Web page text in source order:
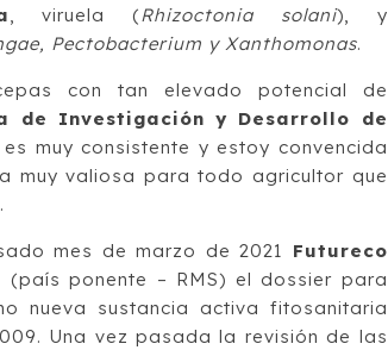
, viruela (Rhizoctonia solani), y
Pectobacterium y Xanthomonas.
con tan elevado potencial de
de Investigación y Desarrollo de
muy consistente y estoy convencida
muy valiosa para todo agricultor que
mes de marzo de 2021 Futureco
ponente – RMS) el dossier para
nueva sustancia activa fitosanitaria
Una vez pasada la revisión de las